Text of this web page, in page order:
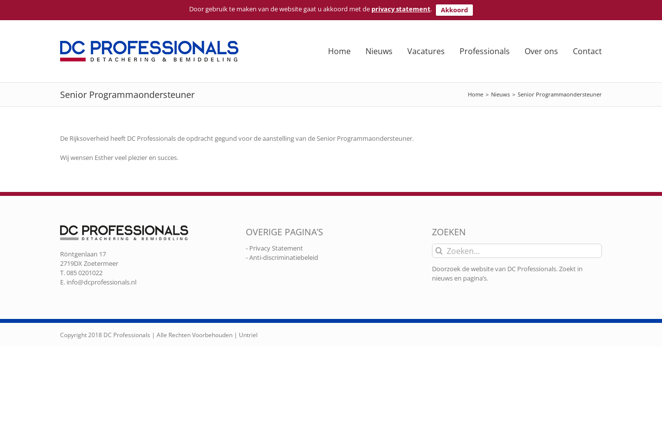
Door gebruik te maken van de website gaat u akkoord met de privacy statement.
Akkoord
Ga
Home Nieuws Vacatures Professionals Over ons Contact
Senior Programmaondersteuner Home > Nieuws > Senior Programmaondersteuner
De Rijksoverheid heeft DC Professionals de opdracht gegund voor de aanstelling van de Senior Programmaondersteuner.
Wij wensen Esther veel plezier en succes.
Röntgenlaan 17
2719DX Zoetermeer
T. 085 0201022
E. info@dcprofessionals.nl
OVERIGE PAGINA’S
- Privacy Statement
- Anti-discriminatiebeleid
ZOEKEN
Zoeken
naar:
Doorzoek de website van DC Professionals. Zoekt in
nieuws en pagina’s.
Copyright 2018 DC Professionals | Alle Rechten Voorbehouden | Untriel